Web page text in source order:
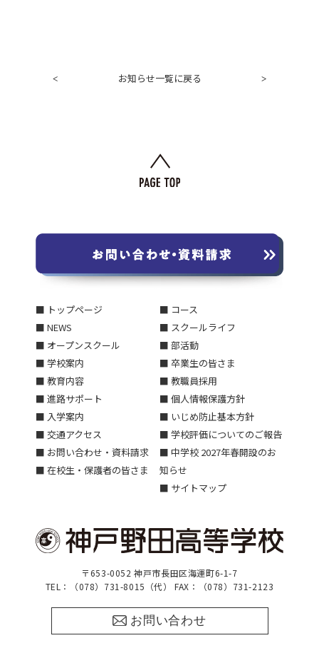
< お知らせ一覧に戻る >
■ トップページ
■ NEWS
■ オープンスクール
■ 学校案内
■ 教育内容
■ 進路サポート
■ 入学案内
■ 交通アクセス
■ お問い合わせ・資料請求
■ 在校生・保護者の皆さま
■ コース
■ スクールライフ
■ 部活動
■ 卒業生の皆さま
■ 教職員採用
■ 個人情報保護方針
■ いじめ防止基本方針
■ 学校評価についてのご報告
■ 中学校 2027年春開設のお
知らせ
■ サイトマップ
〒653-0052 神戸市長田区海運町6-1-7
TEL：（078）731-8015（代） FAX：（078）731-2123
お問い合わせ